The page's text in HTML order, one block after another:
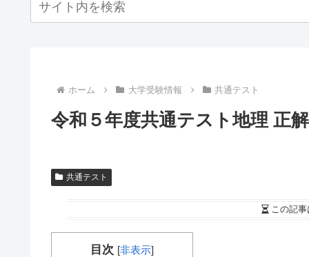
ホーム 大学受験情報 共通テスト
令和５年度共通テスト地理 正
共通テスト
この記事
目次 [非表示]